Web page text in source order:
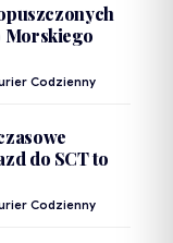
Morskiego
Codzienny
do SCT to
Codzienny